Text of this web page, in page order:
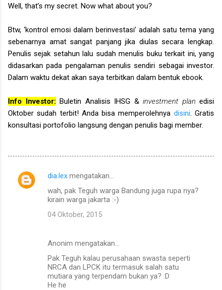
Well, that’s my secret. Now what about you?
Btw, ‘kontrol emosi dalam berinvestasi’ adalah satu tema yang
sebenarnya amat sangat panjang jika diulas secara lengkap.
Penulis sejak setahun lalu sudah menulis buku terkait ini, yang
didasarkan pada pengalaman penulis sendiri sebagai investor.
Dalam waktu dekat akan saya terbitkan dalam bentuk ebook.
Info Investor: Buletin Analisis IHSG & investment plan edisi
Oktober sudah terbit! Anda bisa memperolehnya disini . Gratis
konsultasi portofolio langsung dengan penulis bagi member.
K
dia.lex mengatakan…
wah, pak Teguh warga Bandung juga rupa nya?
kirain warga jakarta :-)
04 Oktober, 2015
Anonim mengatakan…
Pak Teguh kalau perusahaan swasta seperti
NRCA dan LPCK itu termasuk salah satu
mutiara yang terpendam bukan ya? :D
He he